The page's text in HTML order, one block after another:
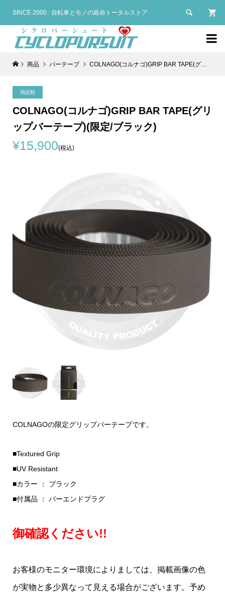
SINCE 2000 : 自転車とモノの延命トータルストア 

商品 バーテープ COLNAGO(コルナゴ)GRIP BAR TAPE(グリップバーテープ)(限定/ブラック)
用品類
COLNAGO(コルナゴ)GRIP BAR TAPE(グリ
ップバーテープ)(限定/ブラック)
¥15,900(税込)
COLNAGOの限定グリップバーテープです。
■Textured Grip
■UV Resistant
■カラー ： ブラック
■付属品 ： バーエンドプラグ
御確認ください!!
お客様のモニター環境によりましては、掲載画像の色
が実物と多少異なって見える場合がございます。予め